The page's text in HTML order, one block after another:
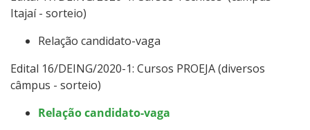
Itajaí - sorteio)
Relação candidato-vaga
Edital 16/DEING/2020-1: Cursos PROEJA (diversos
câmpus - sorteio)
Relação candidato-vaga